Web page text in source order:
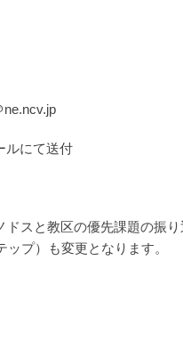
送付
スと教区の優先課題の振
プ）も変更となります。